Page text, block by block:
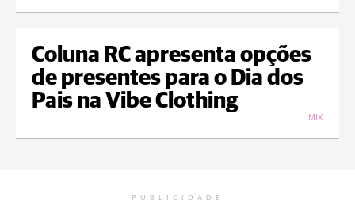
Coluna RC apresenta opções
de presentes para o Dia dos
Pais na Vibe Clothing
MIX
PUBLICIDADE